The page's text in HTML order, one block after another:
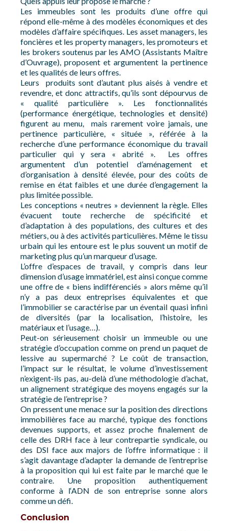
Les immeubles sont les produits d’une offre qui
répond elle-même à des modèles économiques et des
modèles d’affaire spécifiques. Les asset managers, les
foncières et les property managers, les promoteurs et
les brokers soutenus par les AMO (Assistants Maître
d’Ouvrage), proposent et argumentent la pertinence
et les qualités de leurs offres.
Leurs produits sont d’autant plus aisés à vendre et
revendre, et donc attractifs, qu’ils sont dépourvus de
« qualité particulière ». Les fonctionnalités
(performance énergétique, technologies et densité)
figurent au menu, mais rarement voire jamais, une
pertinence particulière, « située », référée à la
recherche d’une performance économique du travail
particulier qui y sera « abrité ». Les offres
argumentent d’un potentiel d’aménagement et
d’organisation à densité élevée, pour des coûts de
remise en état faibles et une durée d’engagement la
plus limitée possible.
Les conceptions « neutres » deviennent la règle. Elles
évacuent toute recherche de spécificité et
d’adaptation à des populations, des cultures et des
métiers, ou à des activités particulières. Même le tissu
urbain qui les entoure est le plus souvent un motif de
marketing plus qu’un marqueur d’usage.
L’offre d’espaces de travail, y compris dans leur
dimension d’usage immatériel, est ainsi conçue comme
une offre de « biens indifférenciés » alors même qu’il
n’y a pas deux entreprises équivalentes et que
l’immobilier se caractérise par un éventail quasi infini
de diversités (par la localisation, l’histoire, les
matériaux et l’usage…).
Peut-on sérieusement choisir un immeuble ou une
stratégie d’occupation comme on prend un paquet de
lessive au supermarché ? Le coût de transaction,
l’impact sur le résultat, le volume d’investissement
n’exigent-ils pas, au-delà d’une méthodologie d’achat,
un alignement stratégique des moyens engagés sur la
stratégie de l’entreprise ?
On pressent une menace sur la position des directions
immobilières face au marché, typique des fonctions
devenues supports, et assez proche finalement de
celle des DRH face à leur contrepartie syndicale, ou
des DSI face aux majors de l’offre informatique : il
s’agit davantage d’adapter la demande de l’entreprise
à la proposition qui lui est faite par le marché que le
contraire. Une proposition authentiquement
conforme à l‘ADN de son entreprise sonne alors
comme un défi.
Conclusion